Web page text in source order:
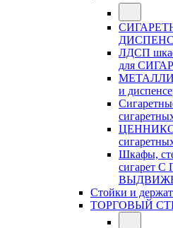
ЛДСП
для
и
Шкафы,
сигарет
Стойки и
ТОРГОВЫЙ